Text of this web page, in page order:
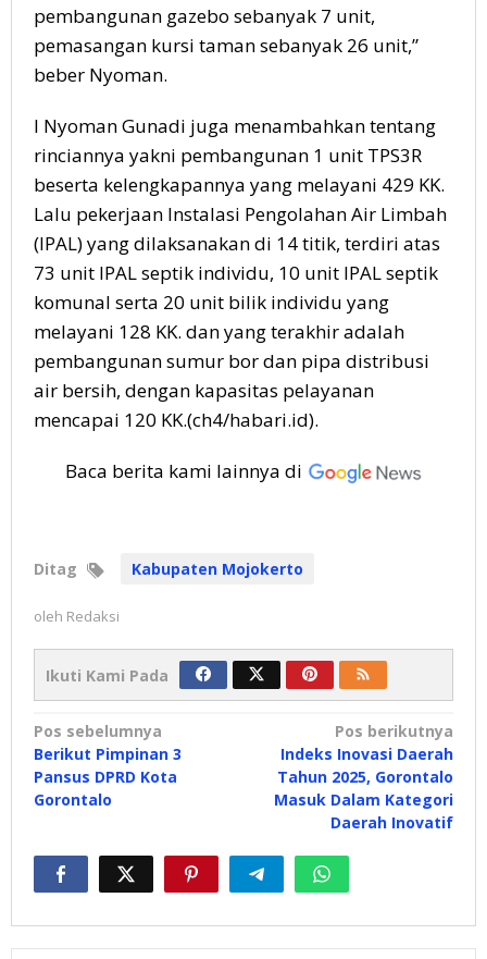
pembangunan gazebo sebanyak 7 unit,
pemasangan kursi taman sebanyak 26 unit,”
beber Nyoman.
I Nyoman Gunadi juga menambahkan tentang
rinciannya yakni pembangunan 1 unit TPS3R
beserta kelengkapannya yang melayani 429 KK.
Lalu pekerjaan Instalasi Pengolahan Air Limbah
(IPAL) yang dilaksanakan di 14 titik, terdiri atas
73 unit IPAL septik individu, 10 unit IPAL septik
komunal serta 20 unit bilik individu yang
melayani 128 KK. dan yang terakhir adalah
pembangunan sumur bor dan pipa distribusi
air bersih, dengan kapasitas pelayanan
mencapai 120 KK.(ch4/habari.id).
Baca berita kami lainnya di
Ditag Kabupaten Mojokerto
oleh Redaksi
Ikuti Kami Pada
Navigasi
pos
Pos sebelumnya
Berikut Pimpinan 3
Pansus DPRD Kota
Gorontalo
Pos berikutnya
Indeks Inovasi Daerah
Tahun 2025, Gorontalo
Masuk Dalam Kategori
Daerah Inovatif